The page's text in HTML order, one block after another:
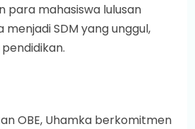
para mahasiswa lulusan
menjadi SDM yang unggul,
OBE, Uhamka berkomitmen